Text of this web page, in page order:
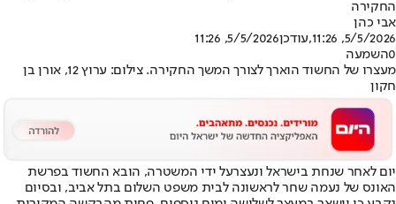
החקירה
אבי כהן
5/5/2026, 11:26
,עודכן5/5/2026, 11:26
0השמעה
מעצרו של החשוד הוארך לצורך המשך החקירה. צילום: ערוץ 12, אורן בן
חקון
יום לאחר שנחת בישראל ונעצרעל ידי המשטרה, הובא החשוד בפרשת
האונס של נעמה שחר לראשונה לבית משפט השלום בתל אביב, ובסיום